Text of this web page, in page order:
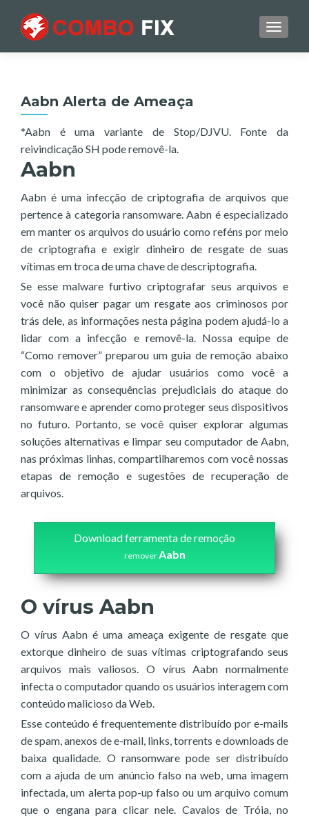
Aabn Alerta de Ameaça
*Aabn é uma variante de Stop/DJVU. Fonte da
reivindicação SH pode removê-la.
Aabn
Aabn é uma infecção de criptografia de arquivos que
pertence à categoria ransomware. Aabn é especializado
em manter os arquivos do usuário como reféns por meio
de criptografia e exigir dinheiro de resgate de suas
vítimas em troca de uma chave de descriptografia.
Se esse malware furtivo criptografar seus arquivos e
você não quiser pagar um resgate aos criminosos por
trás dele, as informações nesta página podem ajudá-lo a
lidar com a infecção e removê-la. Nossa equipe de
“Como remover” preparou um guia de remoção abaixo
com o objetivo de ajudar usuários como você a
minimizar as consequências prejudiciais do ataque do
ransomware e aprender como proteger seus dispositivos
no futuro. Portanto, se você quiser explorar algumas
soluções alternativas e limpar seu computador de Aabn,
nas próximas linhas, compartilharemos com você nossas
etapas de remoção e sugestões de recuperação de
arquivos.
Download ferramenta de remoção
removerAabn
O vírus Aabn
O vírus Aabn é uma ameaça exigente de resgate que
extorque dinheiro de suas vítimas criptografando seus
arquivos mais valiosos. O vírus Aabn normalmente
infecta o computador quando os usuários interagem com
conteúdo malicioso da Web.
Esse conteúdo é frequentemente distribuído por e-mails
de spam, anexos de e-mail, links, torrents e downloads de
baixa qualidade. O ransomware pode ser distribuído
com a ajuda de um anúncio falso na web, uma imagem
infectada, um alerta pop-up falso ou um arquivo comum
que o engana para clicar nele. Cavalos de Tróia, no